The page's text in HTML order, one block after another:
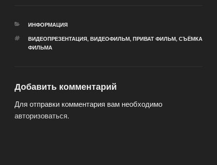
РУБРИКИ
ИНФОРМАЦИЯ
МЕТКИ
ВИДЕОПРЕЗЕНТАЦИЯ, ВИДЕОФИЛЬМ, ПРИВАТ ФИЛЬМ, СЪЁМКА
ФИЛЬМА
Добавить комментарий
Для отправки комментария вам необходимо
авторизоваться.